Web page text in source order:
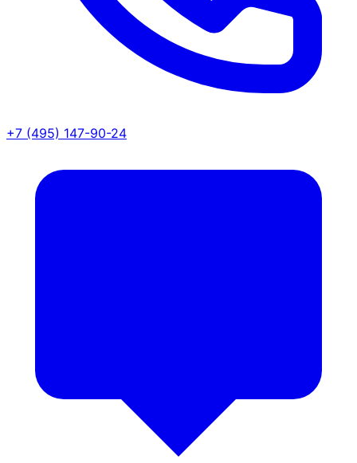
+7 (495) 147-90-24